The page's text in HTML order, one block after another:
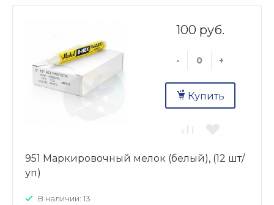
100 руб.
- +
Купить
951 Маркировочный мелок (белый), (12 шт/
уп)
В наличии: 13